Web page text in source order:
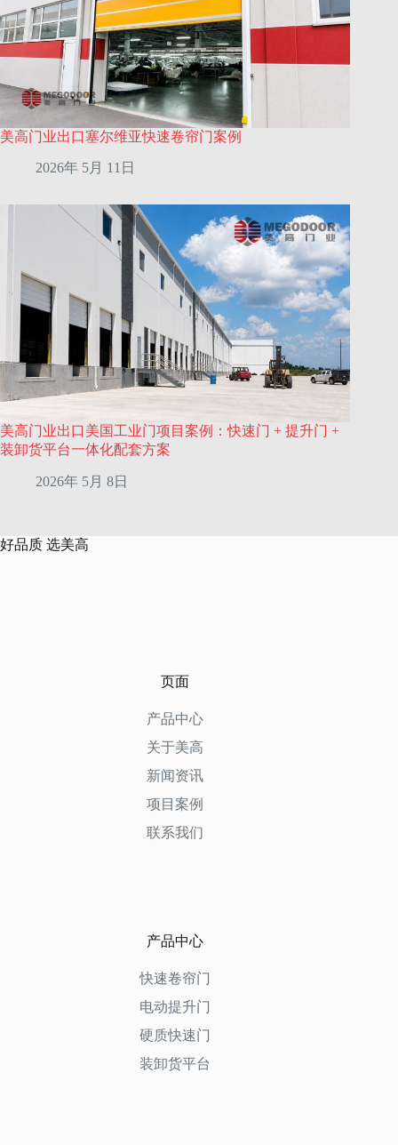
美高门业出口塞尔维亚快速卷帘门案例
2026年 5月 11日
美高门业出口美国工业门项目案例：快速门 + 提升门 +
装卸货平台一体化配套方案
2026年 5月 8日
好品质 选美高
页面
产品中心
关于美高
新闻资讯
项目案例
联系我们
产品中心
快速卷帘门
电动提升门
硬质快速门
装卸货平台